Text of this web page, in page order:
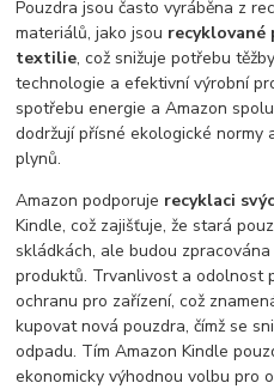
Pouzdra jsou často vyráběna z
materiálů, jako jsou recyklované
textilie, což snižuje potřebu
technologie a efektivní výrobní
spotřebu energie a Amazon
dodržují přísné ekologické normy
plynů.
Amazon podporuje recyklaci
Kindle, což zajišťuje, že stará
skládkách, ale budou
produktů. Trvanlivost a odolnost
ochranu pro zařízení, což
kupovat nová pouzdra, čímž se
odpadu. Tím Amazon Kindle
ekonomicky výhodnou volbu pro